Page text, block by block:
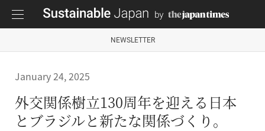
NEWSLETTER
January 24, 2025
外交関係樹立130周年を迎える日本
とブラジルと新たな関係づくり。